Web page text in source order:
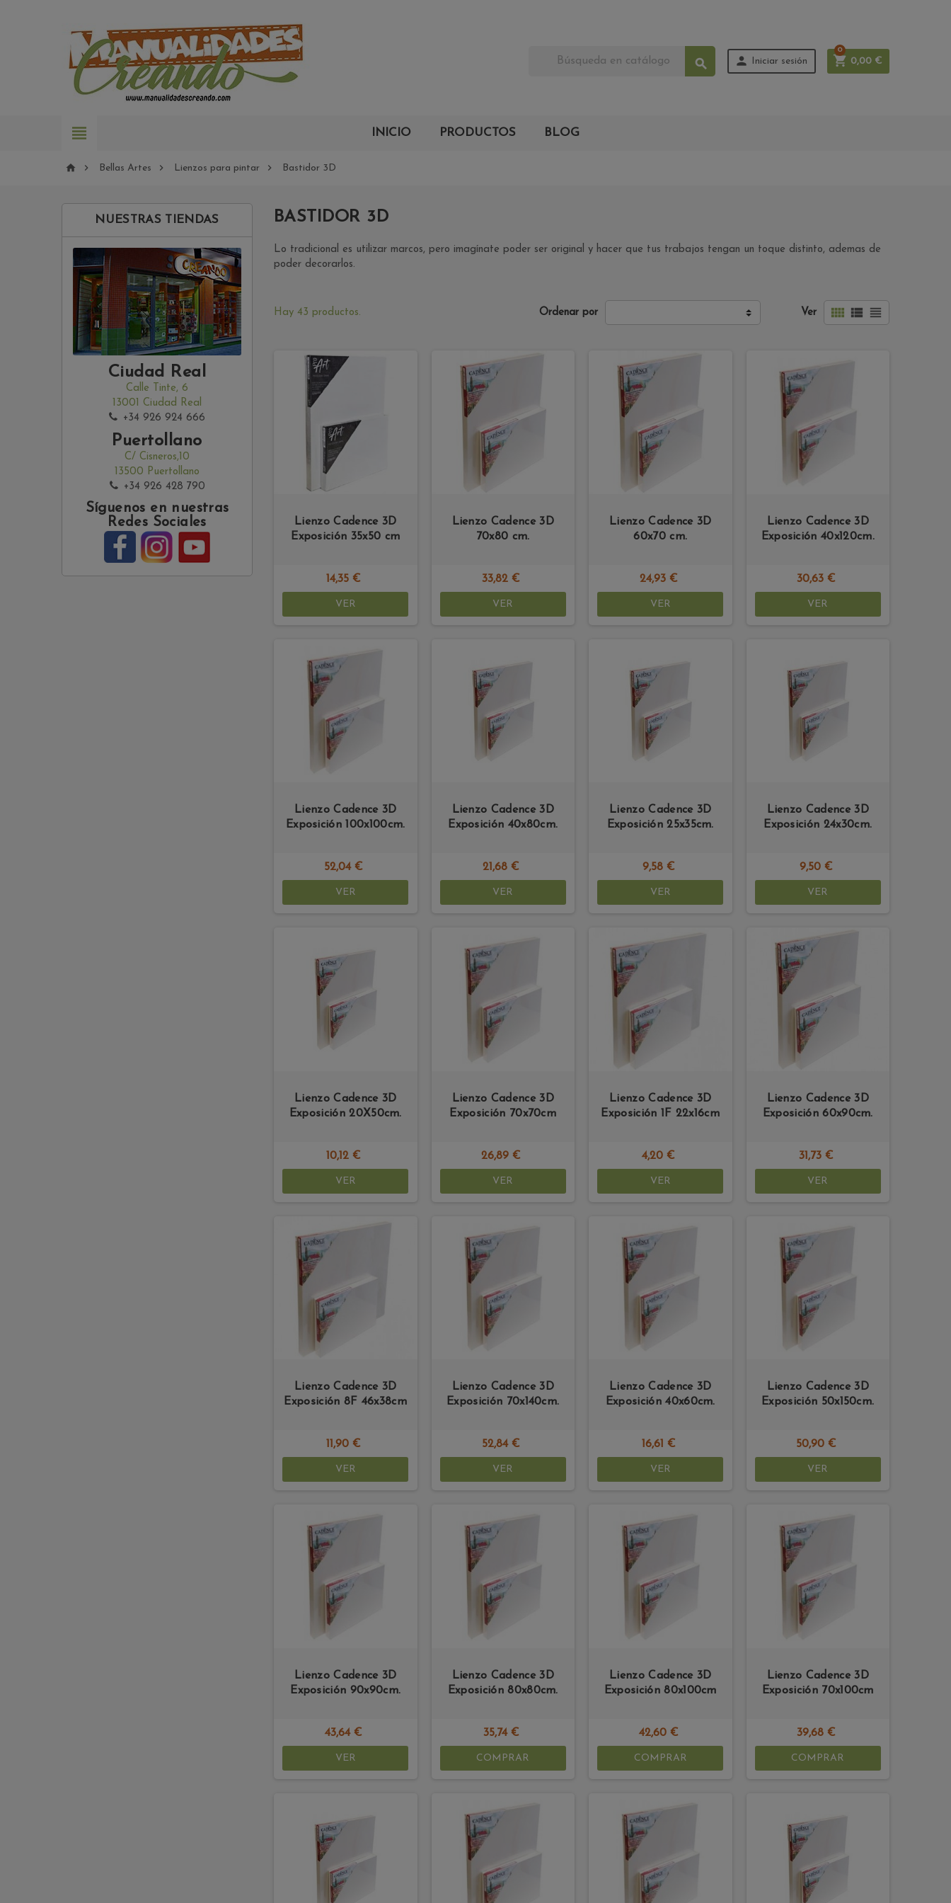
  Iniciar sesión  0,00 €
0
 INICIO PRODUCTOS BLOG
  Bellas Artes  Lienzos para pintar  Bastidor 3D
NUESTRAS TIENDAS
Ciudad Real
Calle Tinte, 6
13001 Ciudad Real
+34 926 924 666
Puertollano
C/ Cisneros,10
13500 Puertollano
+34 926 428 790
Síguenos en nuestras
Redes Sociales
BASTIDOR 3D
Lo tradicional es utilizar marcos, pero imagínate poder ser original y hacer que tus trabajos tengan un toque distinto, ademas de
poder decorarlos.
Hay 43 productos. Ordenar por Ver   
Lienzo Cadence 3D
Exposición 35x50 cm
14,35 €
VER
Lienzo Cadence 3D
70x80 cm.
33,82 €
VER
Lienzo Cadence 3D
60x70 cm.
24,93 €
VER
Lienzo Cadence 3D
Exposición 40x120cm.
30,63 €
VER
Lienzo Cadence 3D
Exposición 100x100cm.
52,04 €
VER
Lienzo Cadence 3D
Exposición 40x80cm.
21,68 €
VER
Lienzo Cadence 3D
Exposición 25x35cm.
9,58 €
VER
Lienzo Cadence 3D
Exposición 24x30cm.
9,50 €
VER
Lienzo Cadence 3D
Exposición 20X50cm.
10,12 €
VER
Lienzo Cadence 3D
Exposición 70x70cm
26,89 €
VER
Lienzo Cadence 3D
Exposición 1F 22x16cm
4,20 €
VER
Lienzo Cadence 3D
Exposición 60x90cm.
31,73 €
VER
Lienzo Cadence 3D
Exposición 8F 46x38cm
11,90 €
VER
Lienzo Cadence 3D
Exposición 70x140cm.
52,84 €
VER
Lienzo Cadence 3D
Exposición 40x60cm.
16,61 €
VER
Lienzo Cadence 3D
Exposición 50x150cm.
50,90 €
VER
Lienzo Cadence 3D
Exposición 90x90cm.
43,64 €
VER
Lienzo Cadence 3D
Exposición 80x80cm.
35,74 €
COMPRAR
Lienzo Cadence 3D
Exposición 80x100cm
42,60 €
COMPRAR
Lienzo Cadence 3D
Exposición 70x100cm
39,68 €
COMPRAR